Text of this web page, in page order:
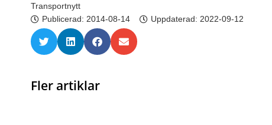
Transportnytt
Publicerad: 2014-08-14 Uppdaterad: 2022-09-12
Fler artiklar